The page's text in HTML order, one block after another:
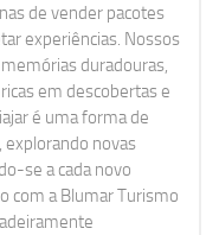
de vender pacotes
experiências. Nossos
duradouras,
em descobertas e
é uma forma de
novas
se a cada novo
com a Blumar Turismo